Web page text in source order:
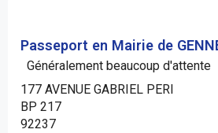
Passeport en Mairie de
Généralement beaucoup d'attente
177 AVENUE GABRIEL PERI
BP 217
92237